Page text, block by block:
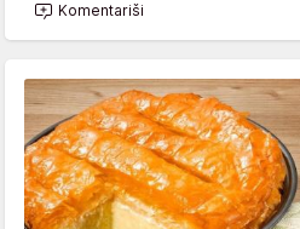
Komentariši